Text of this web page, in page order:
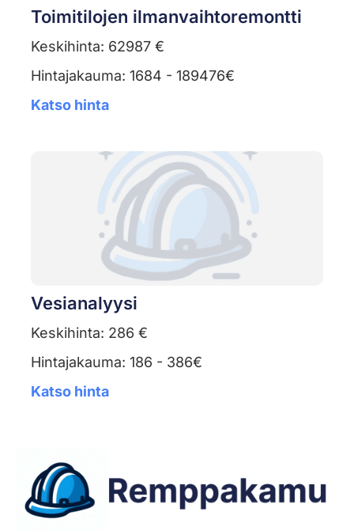
Toimitilojen ilmanvaihtoremontti
Keskihinta: 62987 €
Hintajakauma: 1684 - 189476€
Katso hinta
Vesianalyysi
Keskihinta: 286 €
Hintajakauma: 186 - 386€
Katso hinta